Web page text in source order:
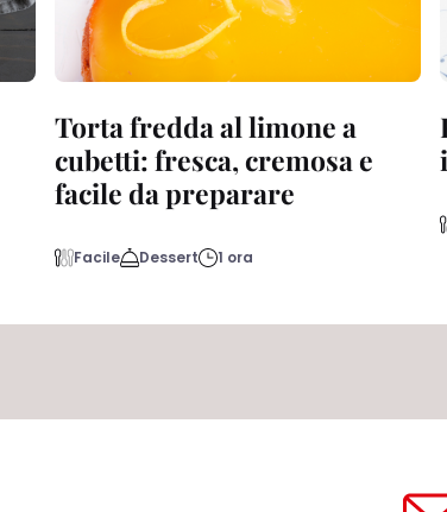
Torta fredda al limone a
cubetti: fresca, cremosa e
facile da preparare
Facile Dessert 1 ora